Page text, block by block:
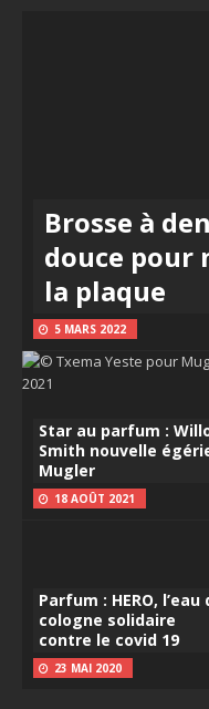
Brosse à
douce pour
la plaque
5 MARS 2022
Star au parfum :
Smith nouvelle
Mugler
18 AOÛT 2021
Parfum : HERO, l’eau
cologne solidaire
contre le covid 19
23 MAI 2020